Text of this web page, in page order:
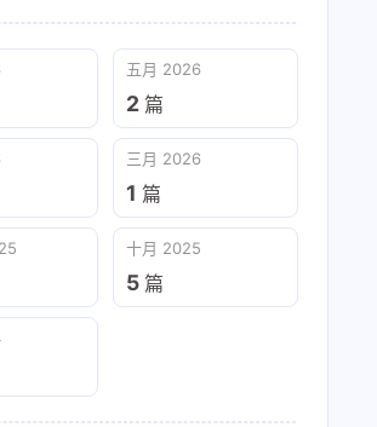
五月 2026
2 篇
三月 2026
1 篇
十月 2025
5 篇